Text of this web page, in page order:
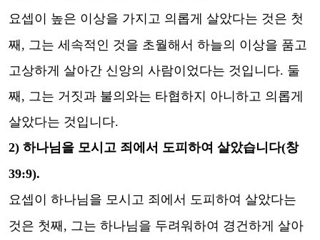
요셉이 높은 이상을 가지고 의롭게 살았다는 것은 첫
째 , 그는 세속적인 것을 초월해서 하늘의 이상을 품고
고상하게 살아간 신앙의 사람이었다는 것입니다. 둘
째 , 그는 거짓과 불의와는 타협하지 아니하고 의롭게
살았다는 것입니다.
2) 하나님을 모시고 죄에서 도피하여 살았습니다(창
39:9).
요셉이 하나님을 모시고 죄에서 도피하여 살았다는
것은 첫째 , 그는 하나님을 두려워하여 경건하게 살아